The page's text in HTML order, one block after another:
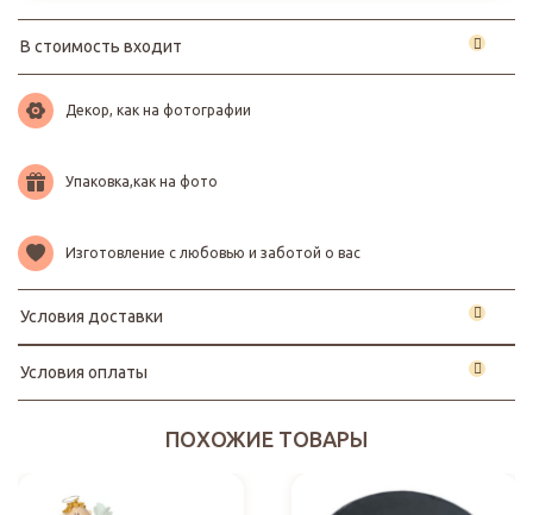
В стоимость входит
Декор, как на фотографии
Упаковка,как на фото
Изготовление с любовью и заботой о вас
Условия доставки
Условия оплаты
ПОХОЖИЕ ТОВАРЫ